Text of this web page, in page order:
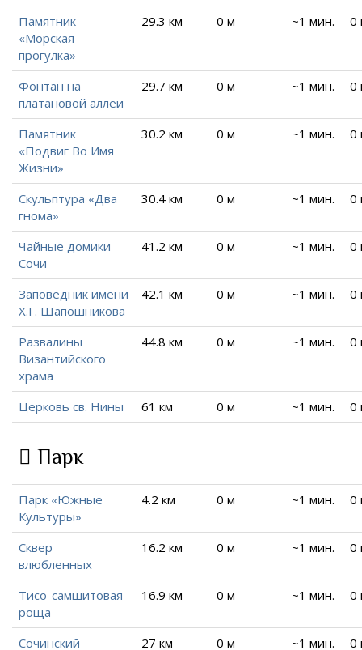
Памятник
«Морская
прогулка»
29.3 км 0 м ~1 мин. 0
Фонтан на
платановой аллеи
29.7 км 0 м ~1 мин. 0
Памятник
«Подвиг Во Имя
Жизни»
30.2 км 0 м ~1 мин. 0
Скульптура «Два
гнома»
30.4 км 0 м ~1 мин. 0
Чайные домики
Сочи
41.2 км 0 м ~1 мин. 0
Заповедник имени
Х.Г. Шапошникова
42.1 км 0 м ~1 мин. 0
Развалины
Византийского
храма
44.8 км 0 м ~1 мин. 0
Церковь св. Нины 61 км 0 м ~1 мин. 0
Парк
Парк «Южные
Культуры»
4.2 км 0 м ~1 мин. 0
Сквер
влюбленных
16.2 км 0 м ~1 мин. 0
Тисо-самшитовая
роща
16.9 км 0 м ~1 мин. 0
Сочинский 27 км 0 м ~1 мин. 0